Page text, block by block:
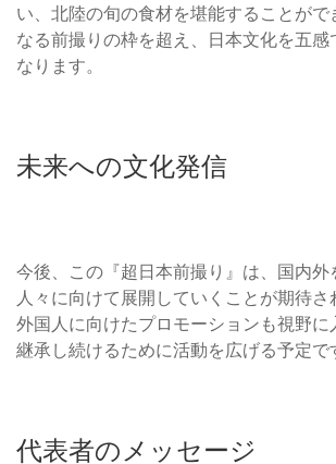
い、北陸の旬の食材を堪能することが
なる前撮りの枠を超え、日本文化を五感
なります。
未来への文化発信
今後、この『超日本前撮り』は、国内外
人々に向けて展開していくことが期待さ
外国人に向けたプロモーションも視野に
継承し続けるために活動を広げる予定で
代表者のメッセージ